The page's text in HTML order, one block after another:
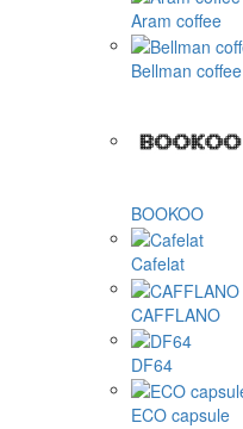
Aram coffee
Bellman coffee
BOOKOO
Cafelat
CAFFLANO
DF64
ECO capsule